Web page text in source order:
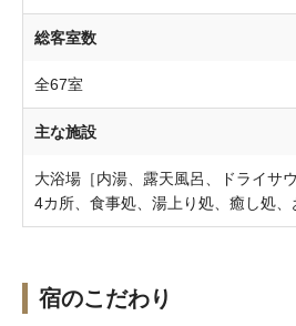
総客室数
全67室
主な施設
大浴場［内湯、露天風呂、ドライサ
4カ所、食事処、湯上り処、癒し処、
宿のこだわり